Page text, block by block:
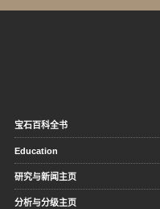
宝石百科全书
Education
研究与新闻主页
分析与分级主页